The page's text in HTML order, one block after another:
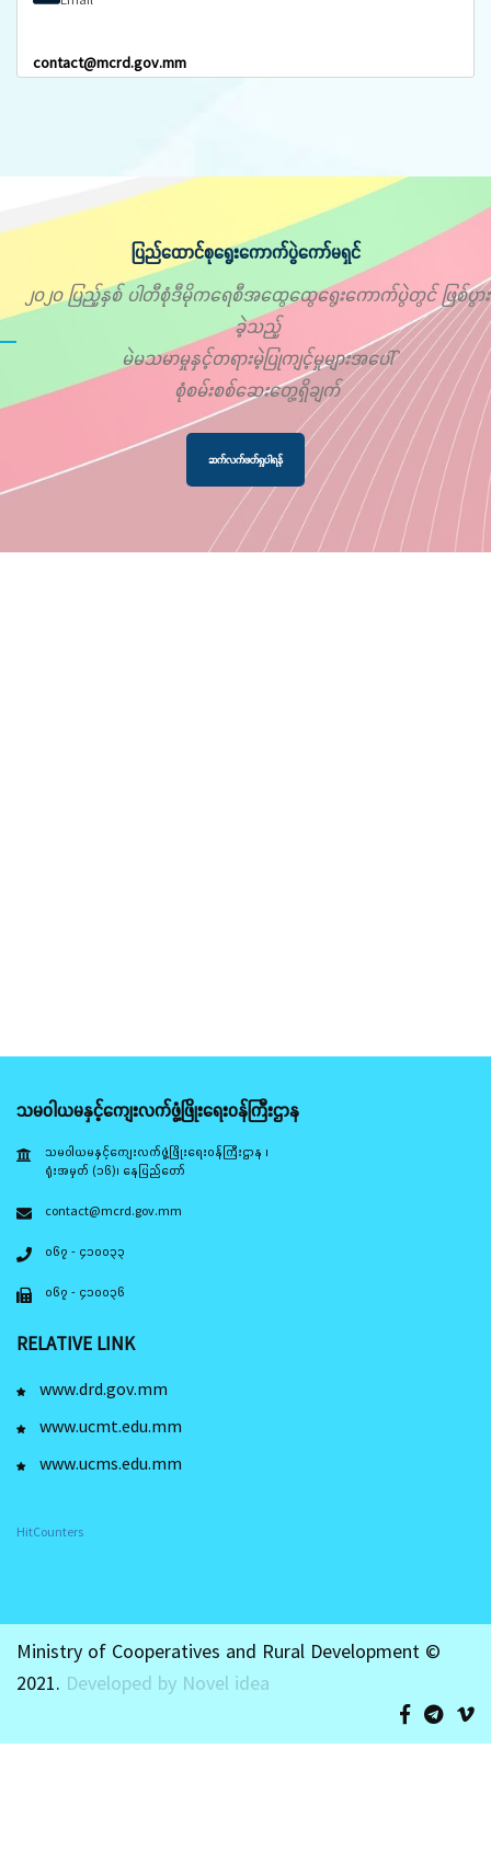
contact@mcrd.gov.mm
ပြည်ထောင်စုရွေးကောက်ပွဲကော်မရှင်
၂၀၂၀ ပြည့်နှစ် ပါတီစုံဒီမိုကရေစီအထွေထွေရွေးကောက်ပွဲတွင် ဖြစ်ပွား
ခဲ့သည့်
မဲမသမာမှုနှင့်တရားမဲ့ပြုကျင့်မှုများအပေါ်
စုံစမ်းစစ်ဆေးတွေ့ရှိချက်
ဆက်လက်ဖတ်ရှုပါရန်
သမဝါယမနှင့်ကျေးလက်ဖွံ့ဖြိုးရေးဝန်ကြီးဌာန
သမဝါယမနှင့်ကျေးလက်ဖွံ့ဖြိုးရေးဝန်ကြီးဌာန ၊
ရုံးအမှတ် (၁၆)၊ နေပြည်တော်
contact@mcrd.gov.mm
၀၆၇ - ၄၁၀၀၃၃
၀၆၇ - ၄၁၀၀၃၆
RELATIVE LINK
www.drd.gov.mm
www.ucmt.edu.mm
www.ucms.edu.mm
HitCounters
Ministry of Cooperatives and Rural Development ©
2021. Developed by Novel idea